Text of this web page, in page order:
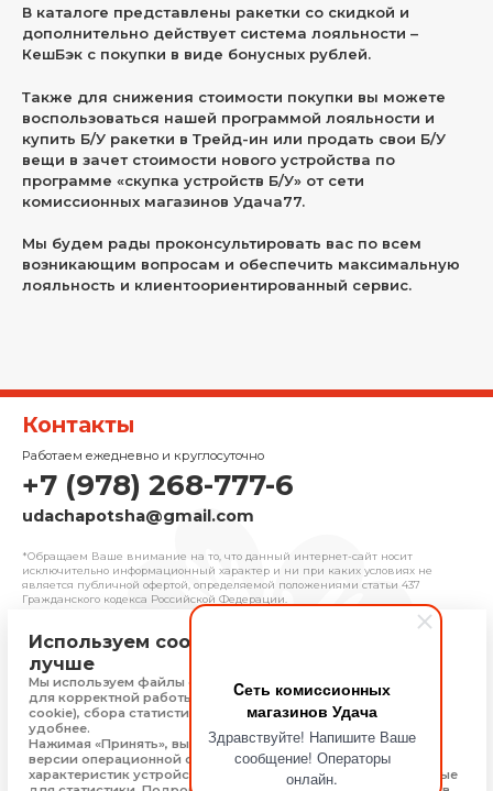
Cеть комиссионных
магазинов Удача
Здравствуйте! Напишите Ваше
сообщение! Операторы
онлайн.
В каталоге представлены ракетки со скидкой и
дополнительно действует система лояльности –
КешБэк с покупки в виде бонусных рублей.
Также для снижения стоимости покупки вы можете
воспользоваться нашей программой лояльности и
купить Б/У ракетки в Трейд-ин или продать свои Б/У
вещи в зачет стоимости нового устройства по
программе «скупка устройств Б/У» от сети
комиссионных магазинов Удача77.
Мы будем рады проконсультировать вас по всем
возникающим вопросам и обеспечить максимальную
лояльность и клиентоориентированный сервис.
Контакты
Работаем ежедневно и круглосуточно
+7 (978) 268-777-6
udachapotsha@gmail.com
*Обращаем Ваше внимание на то, что данный интернет-сайт носит
исключительно информационный характер и ни при каких условиях не
является публичной офертой, определяемой положениями cтатьи 437
Гражданского кодекса Российской Федерации.
© 2025 «Удача» | Франчайзинговая сеть
Политика конфиденциальности
Присоединяйтесь
Используем cookie, чтобы сайт работал
лучше
Мы используем файлы cookie, Яндекс Метрику и 1С-Битрикс
для корректной работы сайта (технически необходимые
cookie), сбора статистики, чтобы сайт работал быстрее и
удобнее.
Нажимая «Принять», вы соглашаетесь на обработку: типа,
версии операционной системы и браузера, технических
характеристик устройства, технические данные, необходимые